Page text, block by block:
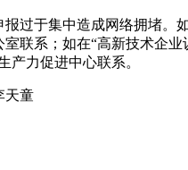
过于集中造成网络拥堵。
联系；如在“高新技术企
产力促进中心联系。
天童